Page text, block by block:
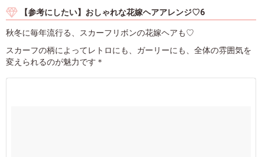
【参考にしたい】おしゃれな花嫁ヘアアレンジ♡6
秋冬に毎年流行る、スカーフリボンの花嫁ヘアも♡
スカーフの柄によってレトロにも、ガーリーにも、全体の雰囲気を
変えられるのが魅力です＊